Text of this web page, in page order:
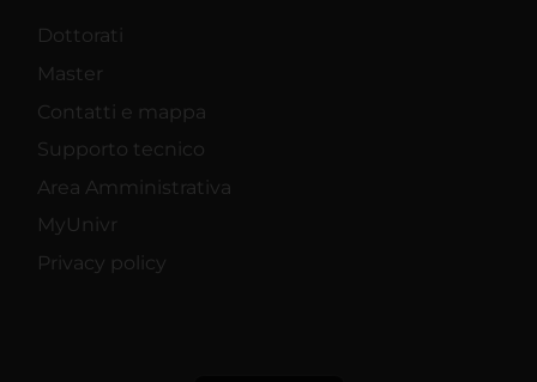
Dottorati
Master
Contatti e mappa
Supporto tecnico
Area Amministrativa
MyUnivr
Privacy policy